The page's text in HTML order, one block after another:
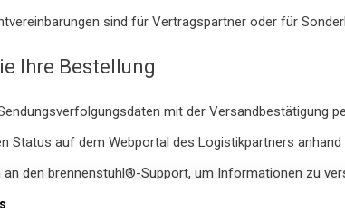
sind für Vertragspartner oder für
Ihre Bestellung
mit der Versandbestätigung
Status auf dem Webportal des Logistikpartners anhand
an den brennenstuhl®-Support, um Informationen zu